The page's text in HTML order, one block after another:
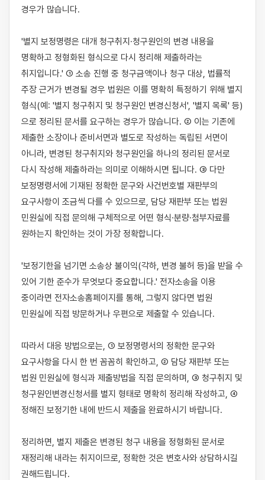
경우가 많습니다.
'별지 보정명령은 대개 청구취지·청구원인의 변경 내용을
명확하고 정형화된 형식으로 다시 정리해 제출하라는
취지입니다.' ① 소송 진행 중 청구금액이나 청구 대상, 법률적
주장 근거가 변경될 경우 법원은 이를 명확히 특정하기 위해 별지
형식(예: '별지 청구취지 및 청구원인 변경신청서', '별지 목록' 등)
으로 정리된 문서를 요구하는 경우가 많습니다. ② 이는 기존에
제출한 소장이나 준비서면과 별도로 작성하는 독립된 서면이
아니라, 변경된 청구취지와 청구원인을 하나의 정리된 문서로
다시 작성해 제출하라는 의미로 이해하시면 됩니다. ③ 다만
보정명령서에 기재된 정확한 문구와 사건번호별 재판부의
요구사항이 조금씩 다를 수 있으므로, 담당 재판부 또는 법원
민원실에 직접 문의해 구체적으로 어떤 형식·분량·첨부자료를
원하는지 확인하는 것이 가장 정확합니다.
'보정기한을 넘기면 소송상 불이익(각하, 변경 불허 등)을 받을 수
있어 기한 준수가 무엇보다 중요합니다.' 전자소송을 이용
중이라면 전자소송홈페이지를 통해, 그렇지 않다면 법원
민원실에 직접 방문하거나 우편으로 제출할 수 있습니다.
따라서 대응 방법으로는, ① 보정명령서의 정확한 문구와
요구사항을 다시 한 번 꼼꼼히 확인하고, ② 담당 재판부 또는
법원 민원실에 형식과 제출방법을 직접 문의하며, ③ 청구취지 및
청구원인변경신청서를 별지 형태로 명확히 정리해 작성하고, ④
정해진 보정기한 내에 반드시 제출을 완료하시기 바랍니다.
정리하면, 별지 제출은 변경된 청구 내용을 정형화된 문서로
재정리해 내라는 취지이므로, 정확한 것은 변호사와 상담하시길
권해드립니다.